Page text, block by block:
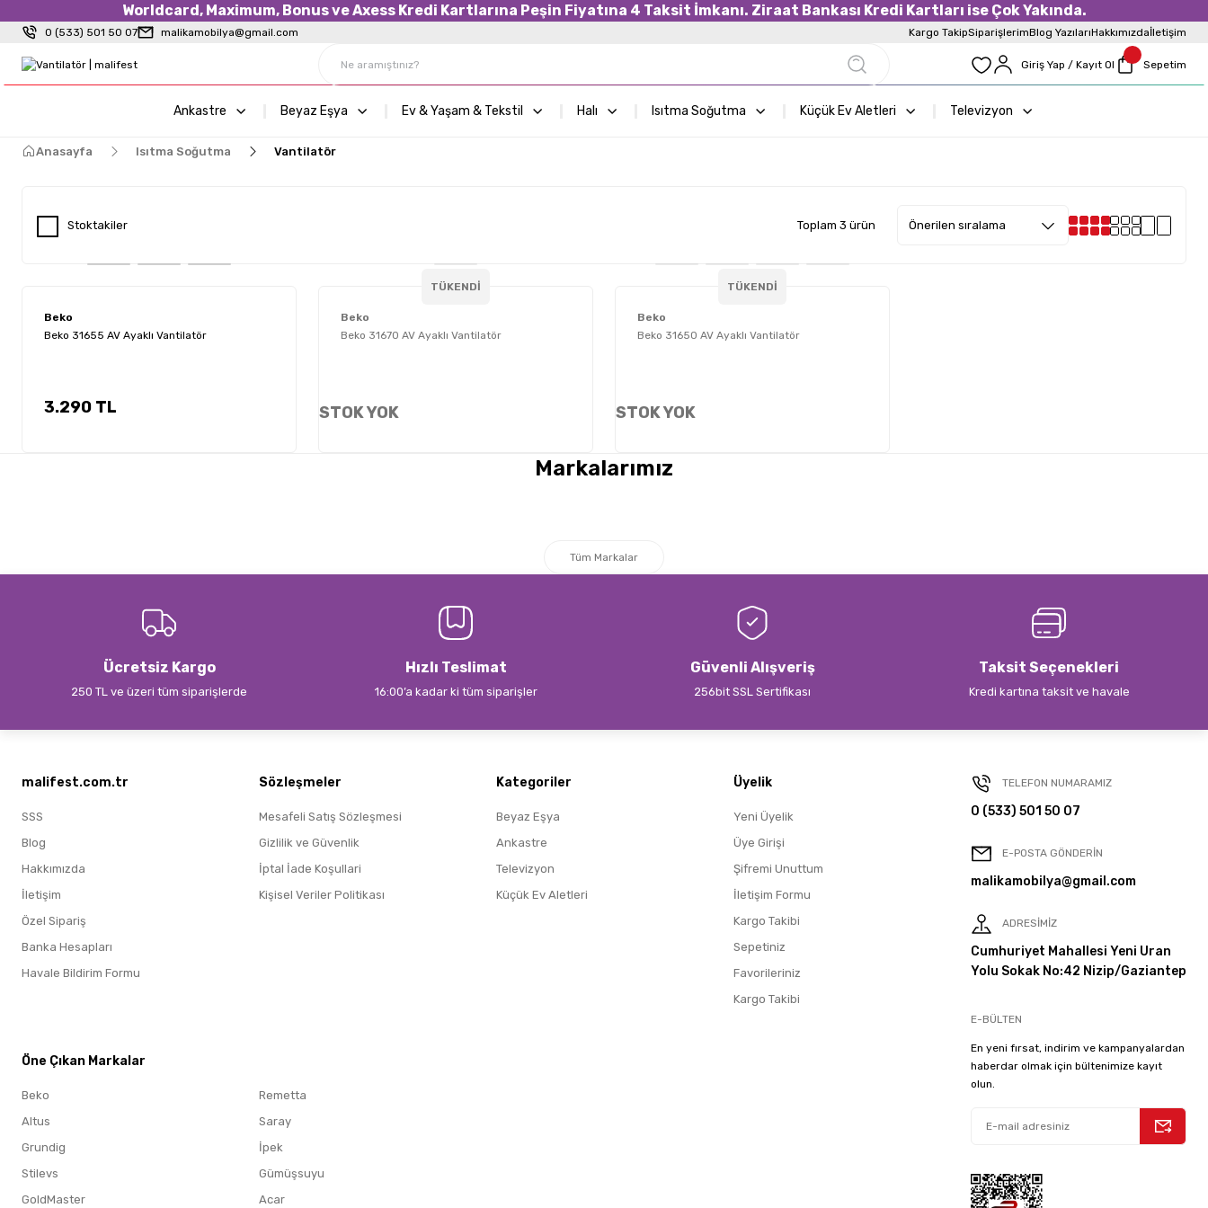
Worldcard, Maximum, Bonus ve Axess Kredi Kartlarına Peşin Fiyatına 4 Taksit İmkanı. Ziraat Bankası Kredi Kartları ise Çok Yakında.
0 (533) 501 50 07 malikamobilya@gmail.com Kargo TakipSiparişlerimBlog YazılarıHakkımızdaİletişim
Giriş Yap / Kayıt Ol Sepetim
Ankastre Beyaz Eşya Ev & Yaşam & Tekstil Halı Isıtma Soğutma Küçük Ev Aletleri Televizyon
Anasayfa Isıtma Soğutma Vantilatör
Stoktakiler Toplam 3 ürün
Beko
Beko 31655 AV Ayaklı Vantilatör
3.290 TL
TÜKENDİ
Beko
Beko 31670 AV Ayaklı Vantilatör
STOK YOK
TÜKENDİ
Beko
Beko 31650 AV Ayaklı Vantilatör
STOK YOK
Markalarımız
Tüm Markalar
Ücretsiz Kargo
250 TL ve üzeri tüm siparişlerde
Hızlı Teslimat
16:00’a kadar ki tüm siparişler
Güvenli Alışveriş
256bit SSL Sertifikası
Taksit Seçenekleri
Kredi kartına taksit ve havale
malifest.com.tr
SSS
Blog
Hakkımızda
İletişim
Özel Sipariş
Banka Hesapları
Havale Bildirim Formu
Sözleşmeler
Mesafeli Satış Sözleşmesi
Gizlilik ve Güvenlik
İptal İade Koşullari
Kişisel Veriler Politikası
Kategoriler
Beyaz Eşya
Ankastre
Televizyon
Küçük Ev Aletleri
Üyelik
Yeni Üyelik
Üye Girişi
Şifremi Unuttum
İletişim Formu
Kargo Takibi
Sepetiniz
Favorileriniz
Kargo Takibi
Öne Çıkan Markalar
Beko
Altus
Grundig
Stilevs
GoldMaster
Remetta
Saray
İpek
Gümüşsuyu
Acar
TELEFON NUMARAMIZ
0 (533) 501 50 07
E-POSTA GÖNDERİN
malikamobilya@gmail.com
ADRESİMİZ
Cumhuriyet Mahallesi Yeni Uran
Yolu Sokak No:42 Nizip/Gaziantep
E-BÜLTEN
En yeni fırsat, indirim ve kampanyalardan
haberdar olmak için bültenimize kayıt
olun.